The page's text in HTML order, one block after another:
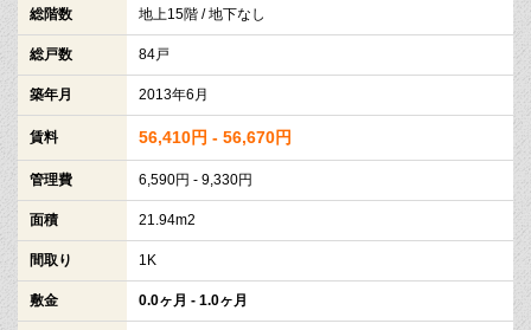
総階数 地上15階 / 地下なし
総戸数 84戸
築年月 2013年6月
賃料 56,410円 - 56,670円
管理費 6,590円 - 9,330円
面積 21.94m2
間取り 1K
敷金 0.0ヶ月 - 1.0ヶ月